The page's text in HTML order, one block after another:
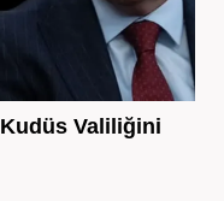
Valiliğini